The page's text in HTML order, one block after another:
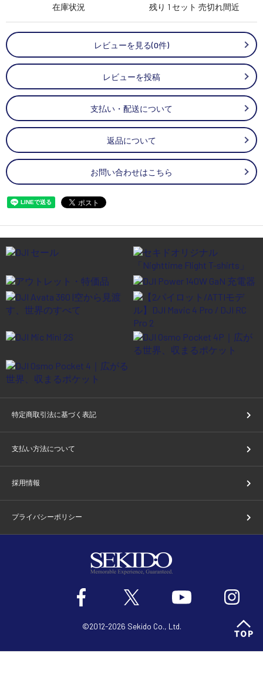
在庫状況 残り 1 セット 売切れ間近
レビューを見る(0件)
レビューを投稿
支払い・配送について
返品について
お問い合わせはこちら
特定商取引法に基づく表記
支払い方法について
採用情報
プライバシーポリシー
©2012-2026 Sekido Co., Ltd.